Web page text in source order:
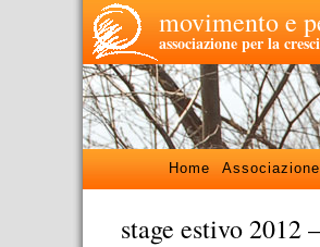
movimento e
associazione per la
Home Associazione
stage estivo 2012